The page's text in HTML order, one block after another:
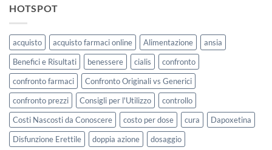
HOTSPOT
acquisto acquisto farmaci online Alimentazione
ansia
Benefici e Risultati
benessere cialis
confronto
confronto farmaci
Confronto Originali vs Generici
confronto prezzi
Consigli per l'Utilizzo
controllo
Costi Nascosti da Conoscere
costo per dose cura
Dapoxetina
Disfunzione Erettile
doppia azione
dosaggio